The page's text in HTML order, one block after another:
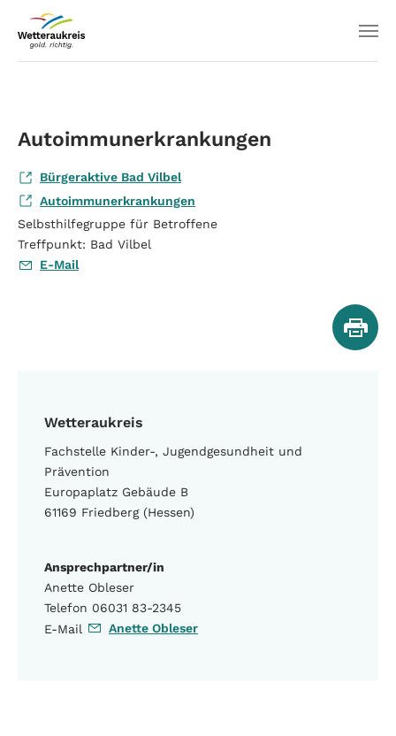
Wetteraukreis
Fachstelle Kinder-, Jugendgesundheit und
Prävention
Europaplatz Gebäude B
61169 Friedberg (Hessen)
Ansprechpartner/in
Anette Obleser
Telefon 06031 83-2345
E-Mail
Anette Obleser
Autoimmunerkrankungen
Bürgeraktive Bad Vilbel
Autoimmunerkrankungen
Selbsthilfegruppe für Betroffene
Treffpunkt: Bad Vilbel
E-Mail